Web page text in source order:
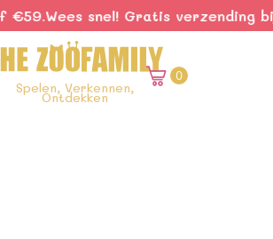
Wees snel! Gratis verzending
Spelen, Verkennen,
Ontdekken
0